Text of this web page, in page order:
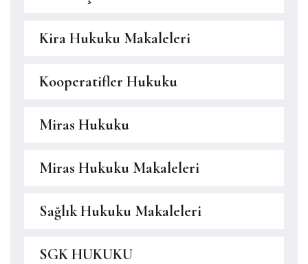
Kira Hukuku Makaleleri
Kooperatifler Hukuku
Miras Hukuku
Miras Hukuku Makaleleri
Sağlık Hukuku Makaleleri
SGK HUKUKU